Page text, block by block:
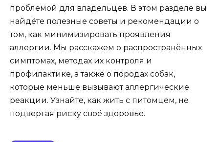
проблемой для владельцев. В этом разделе вы
найдёте полезные советы и рекомендации о
том, как минимизировать проявления
аллергии. Мы расскажем о распространённых
симптомах, методах их контроля и
профилактике, а также о породах собак,
которые меньше вызывают аллергические
реакции. Узнайте, как жить с питомцем, не
подвергая риску своё здоровье.